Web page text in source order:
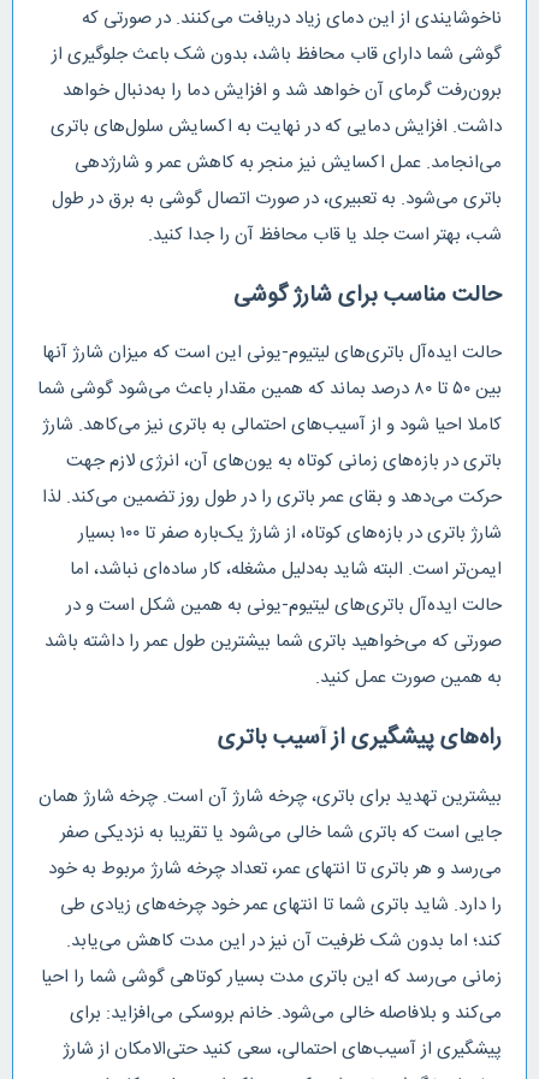
ناخوشایندی از این دمای زیاد دریافت می‌کنند. در صورتی که
گوشی شما دارای قاب محافظ باشد، بدون شک باعث جلوگیری از
برون‌رفت گرمای آن خواهد شد و افزایش دما را به‌دنبال خواهد
داشت. افزایش دمایی که در نهایت به اکسایش سلول‌های باتری
می‌انجامد. عمل اکسایش نیز منجر به کاهش عمر و شارژدهی
باتری می‌شود. به تعبیری، در صورت اتصال گوشی به برق در طول
شب، بهتر است جلد یا قاب محافظ آن را جدا کنید.
حالت مناسب برای شارژ گوشی
حالت ایده‌آل باتری‌های لیتیوم‌-یونی این است که میزان شارژ آنها
بین ۵۰ تا ۸۰ درصد بماند که همین مقدار باعث می‌شود گوشی شما
کاملا احیا ‌شود و از آسیب‌های احتمالی به باتری نیز می‌کاهد. شارژ
باتری در بازه‌های زمانی کوتاه به یون‌های آن، انرژی لازم جهت
حرکت می‌دهد و بقای عمر باتری را در طول روز تضمین می‌کند. لذا
شارژ باتری در بازه‌های کوتاه، از شارژ یک‌باره صفر تا ۱۰۰ بسیار
ایمن‌تر است. البته شاید به‌دلیل مشغله، کار ساده‌ای نباشد، اما
حالت ایده‌آل باتری‌های لیتیوم-یونی به همین شکل است و در
صورتی که می‌خواهید باتری شما بیشترین طول عمر را داشته باشد
به همین صورت عمل کنید.
راه‌های پیشگیری از آسیب باتری
بیشترین تهدید برای باتری، چرخه شارژ آن است. چرخه شارژ همان
جایی است که باتری شما خالی‌ می‌شود یا تقریبا به نزدیکی‌ صفر
می‌رسد و هر باتری تا انتهای عمر، تعداد چرخه شارژ مربوط به خود
را دارد. شاید باتری شما تا انتهای عمر خود چرخه‌های زیادی طی‌
کند؛ اما بدون شک ظرفیت آن نیز در این مدت کاهش می‌یابد.
زمانی می‌رسد که این باتری مدت بسیار کوتاهی گوشی شما را احیا
می‌کند و بلافاصله خالی می‌شود. خانم بروسکی می‌افزاید: برای
پیشگیری از آسیب‌های احتمالی، سعی کنید حتی‌الامکان از شارژ